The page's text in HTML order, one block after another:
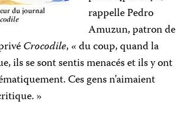
rappelle Pedro
Amuzun, patron de
Crocodile, « du coup, quand la
ils se sont sentis menacés et ils y ont
Ces gens n’aimaient
»